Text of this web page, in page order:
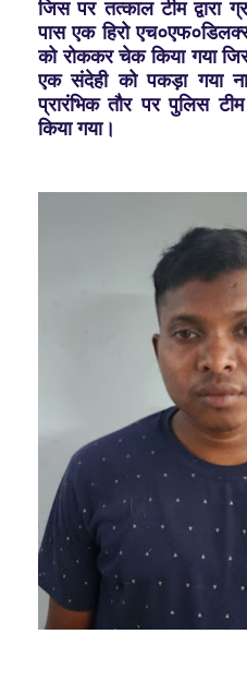
जिस पर तत्काल टीम द्वारा
पास एक हिरो
को रोककर चेक किया गया
एक संदेही को पकड़ा गया
प्रारंभिक तौर पर पुलिस
किया गया।